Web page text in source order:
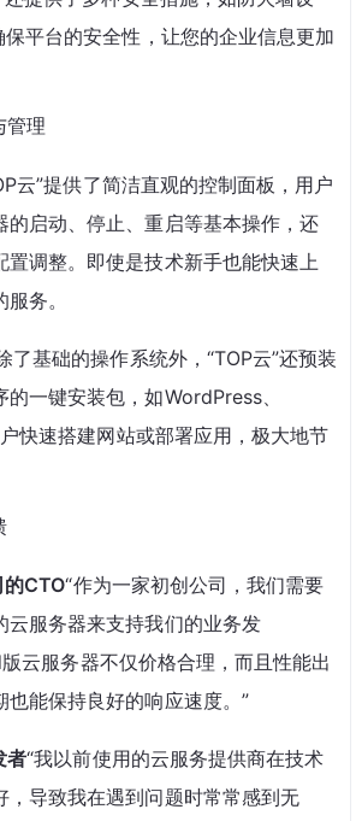
平台的安全性，让您的企业信息更加
管理
云”提供了简洁直观的控制面板，用户
的启动、停止、重启等基本操作，还
置调整。即使是技术新手也能快速上
务。
了基础的操作系统外，“TOP云”还预装
一键安装包，如WordPress、
快速搭建网站或部署应用，极大地节
的CTO“作为一家初创公司，我们需要
云服务器来支持我们的业务发
版云服务器不仅价格合理，而且性能出
也能保持良好的响应速度。”
者“我以前使用的云服务提供商在技术
，导致我在遇到问题时常常感到无